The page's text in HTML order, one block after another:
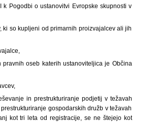
Pogodbi o ustanovitvi Evropske skupnosti v
so kupljeni od primarnih proizvajalcev ali jih
oseb katerih ustanoviteljica je Občina
in prestrukturiranje podjetij v težavah
gospodarskih družb v težavah
kot tri leta od registracije, se ne štejejo kot